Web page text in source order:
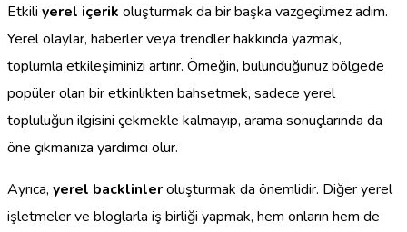
Etkili yerel içerik oluşturmak da bir başka vazgeçilmez adım.
Yerel olaylar, haberler veya trendler hakkında yazmak,
toplumla etkileşiminizi artırır. Örneğin, bulunduğunuz bölgede
popüler olan bir etkinlikten bahsetmek, sadece yerel
topluluğun ilgisini çekmekle kalmayıp, arama sonuçlarında da
öne çıkmanıza yardımcı olur.
Ayrıca, yerel backlinleroluşturmak da önemlidir. Diğer yerel
işletmeler ve bloglarla iş birliği yapmak, hem onların hem de